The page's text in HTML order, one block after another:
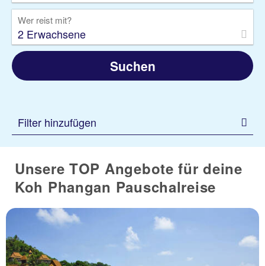
Wer reist mit?
2 Erwachsene
Suchen
Filter hinzufügen
Unsere TOP Angebote für deine
Koh Phangan Pauschalreise